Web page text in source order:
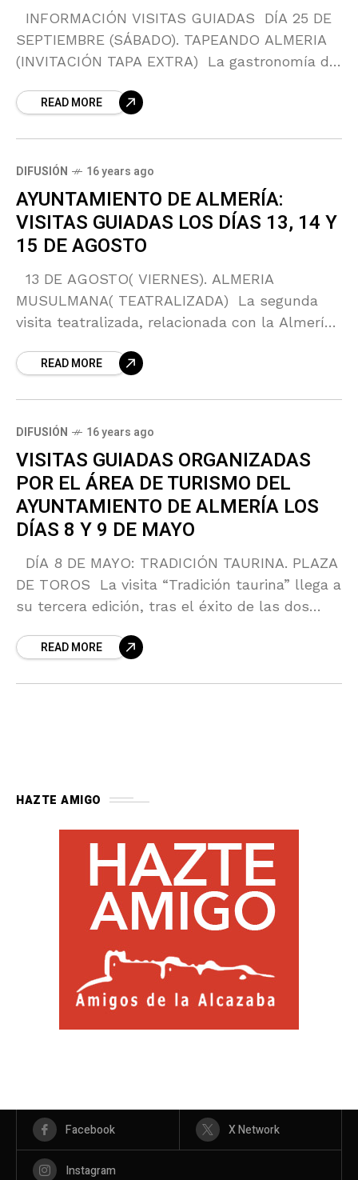
INFORMACIÓN VISITAS GUIADAS DÍA 25 DE
SEPTIEMBRE (SÁBADO). TAPEANDO ALMERIA
(INVITACIÓN TAPA EXTRA) La gastronomía de
guiadas que organiza la Delegación de
READ MORE
DIFUSIÓN 16 years ago
AYUNTAMIENTO DE ALMERÍA:
VISITAS GUIADAS LOS DÍAS 13, 14 Y
15 DE AGOSTO
13 DE AGOSTO( VIERNES). ALMERIA
MUSULMANA( TEATRALIZADA) La segunda
visita teatralizada, relacionada con la Almería
Área de Turismo dentro de su programación
READ MORE
DIFUSIÓN 16 years ago
VISITAS GUIADAS ORGANIZADAS
POR EL ÁREA DE TURISMO DEL
AYUNTAMIENTO DE ALMERÍA LOS
DÍAS 8 Y 9 DE MAYO
DÍA 8 DE MAYO: TRADICIÓN TAURINA. PLAZA
DE TOROS La visita “Tradición taurina” llega a
su tercera edición, tras el éxito de las dos
READ MORE
HAZTE AMIGO
Facebook X Network
Instagram